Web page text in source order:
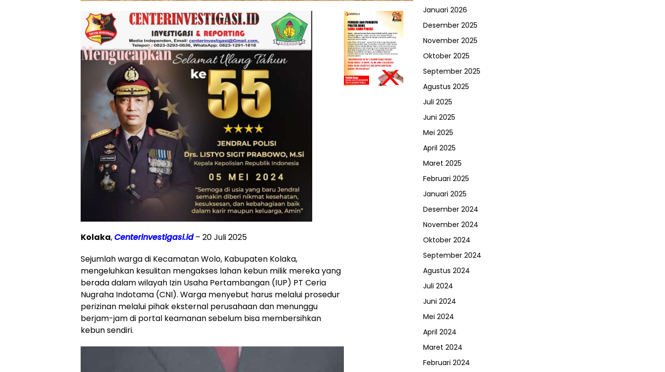
Kolaka,Centerinvestigasi.id– 20 Juli 2025
Sejumlah warga di Kecamatan Wolo, Kabupaten Kolaka,
mengeluhkan kesulitan mengakses lahan kebun milik mereka yang
berada dalam wilayah Izin Usaha Pertambangan (IUP) PT Ceria
Nugraha Indotama (CNI). Warga menyebut harus melalui prosedur
perizinan melalui pihak eksternal perusahaan dan menunggu
berjam-jam di portal keamanan sebelum bisa membersihkan
kebun sendiri.
Januari 2026
Desember 2025
November 2025
Oktober 2025
September 2025
Agustus 2025
Juli 2025
Juni 2025
Mei 2025
April 2025
Maret 2025
Februari 2025
Januari 2025
Desember 2024
November 2024
Oktober 2024
September 2024
Agustus 2024
Juli 2024
Juni 2024
Mei 2024
April 2024
Maret 2024
Februari 2024